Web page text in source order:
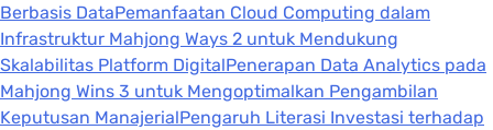
Berbasis DataPemanfaatan Cloud Computing dalam
Infrastruktur Mahjong Ways 2 untuk Mendukung
Skalabilitas Platform DigitalPenerapan Data Analytics pada
Mahjong Wins 3 untuk Mengoptimalkan Pengambilan
Keputusan ManajerialPengaruh Literasi Investasi terhadap